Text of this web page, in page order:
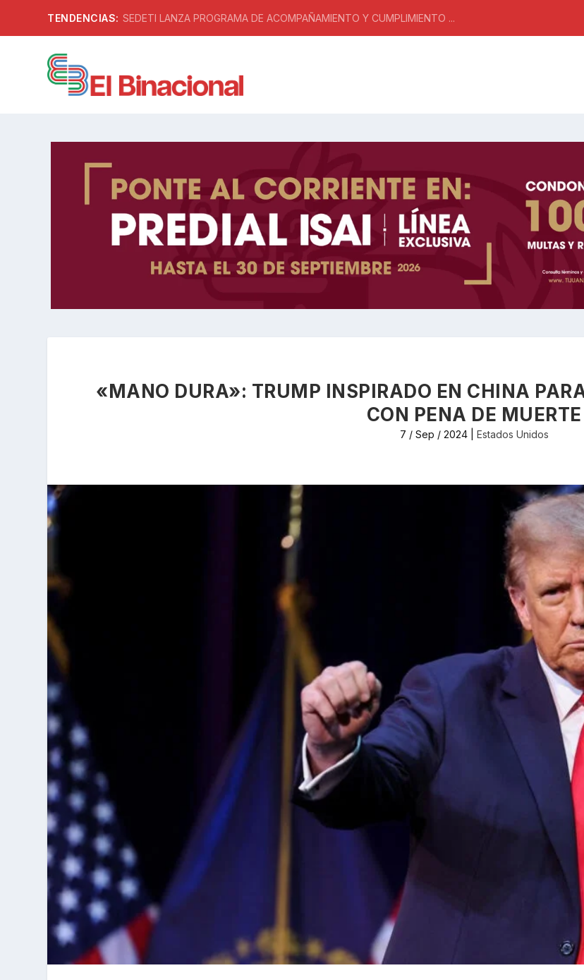
TENDENCIAS: SEDETI LANZA PROGRAMA DE ACOMPAÑAMIENTO Y CUMPLIMIENTO ...
«MANO DURA»: TRUMP INSPIRADO EN CHINA
CON PENA DE MUERTE
7 / Sep / 2024| Estados Unidos